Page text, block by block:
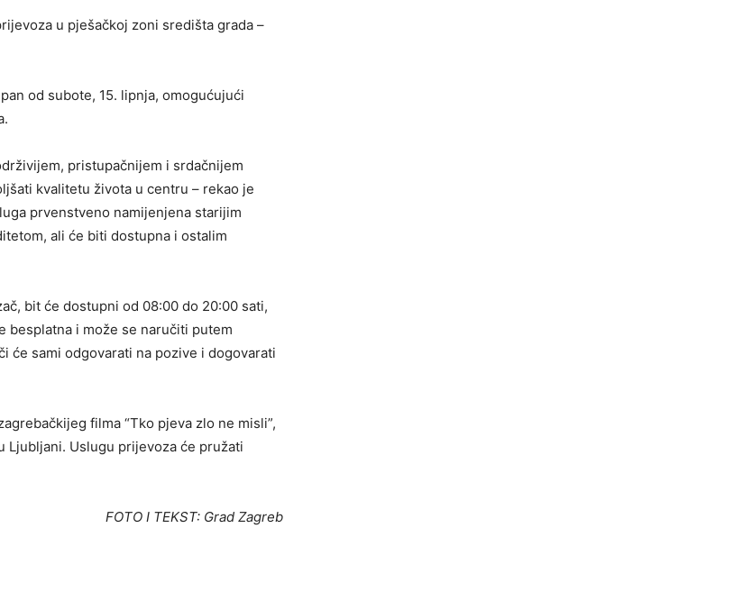
u pješačkoj zoni središta grada –
od subote, 15. lipnja, omogućujući
pristupačnijem i srdačnijem
kvalitetu života u centru – rekao je
prvenstveno namijenjena starijim
ali će biti dostupna i ostalim
bit će dostupni od 08:00 do 20:00 sati,
besplatna i može se naručiti putem
će sami odgovarati na pozive i dogovarati
filma “Tko pjeva zlo ne misli”,
Ljubljani. Uslugu prijevoza će pružati
FOTO I TEKST: Grad Zagreb